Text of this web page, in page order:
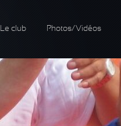
Le club Photos/Vidéos